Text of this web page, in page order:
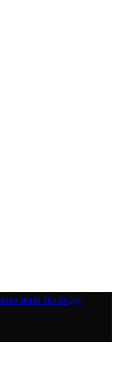
по коду